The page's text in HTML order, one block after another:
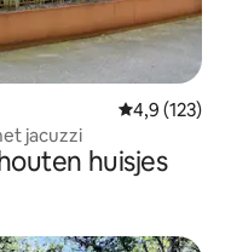
Gemiddelde
4,9 (123)
jacuzzi
huisjes